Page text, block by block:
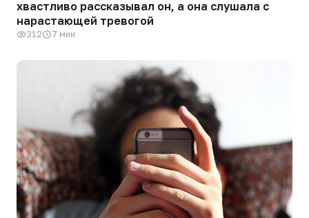
хвастливо рассказывал он, а она слушала с
нарастающей тревогой
312 7 мин